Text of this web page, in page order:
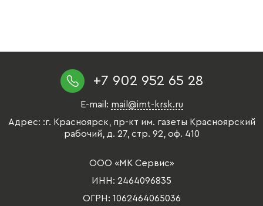
ООО «МК Сервис»
ИНН: 2464096835
ОГРН: 1062464065036
+7 902 952 65 28
E-mail: mail@imt-krsk.ru
Адрес: :г. Красноярск, пр-кт им. газеты Красноярский
рабочий, д. 27, стр. 92, оф. 410